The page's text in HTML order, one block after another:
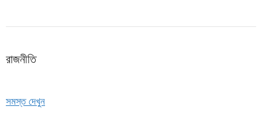
রাজনীতি
সমস্ত দেখুন